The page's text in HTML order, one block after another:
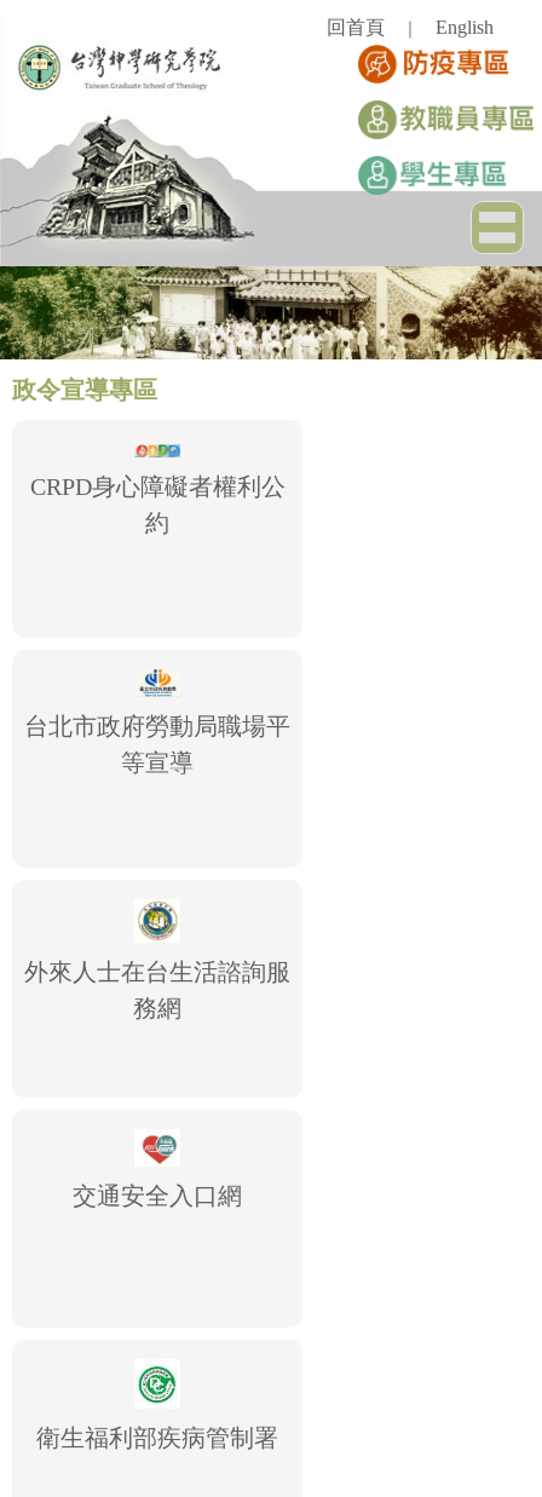
主
區
回首頁 English
政令宣導專區
CRPD身心障礙者權利公
約
台北市政府勞動局職場平
等宣導
外來人士在台生活諮詢服
務網
交通安全入口網
衛生福利部疾病管制署